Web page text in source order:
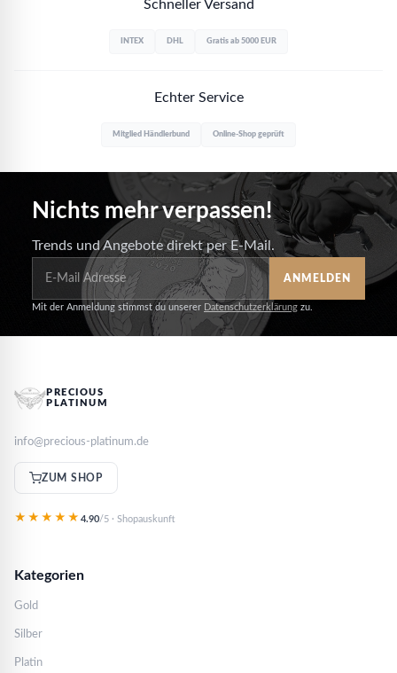
Schneller Versand
INTEX DHL Gratis ab 5000 EUR
Echter Service
Mitglied Händlerbund Online-Shop geprüft
Nichts mehr verpassen!
Trends und Angebote direkt per E-Mail.
ANMELDEN
Mit der Anmeldung stimmst du unserer Datenschutzerklärung zu.
PRECIOUS
PLATINUM
info@precious-platinum.de
ZUM SHOP
★★★★★ 4.90/5 · Shopauskunft
Kategorien
Gold
Silber
Platin